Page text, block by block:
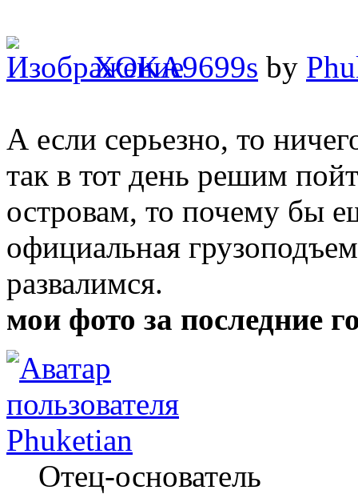
XOKA9699s by
А если серьезно, то
так в тот день решим
островам, то почему бы
официальная
развалимся.
мои фото за последние
Phuketian
Отец-основатель